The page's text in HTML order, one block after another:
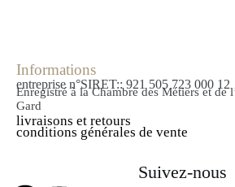
Informations
entreprise n°SIRET:: 921 505 723 000 12
Enregistré à la Chambre des Métiers et de
Gard
livraisons et retours
conditions générales de vente
Suivez-nous